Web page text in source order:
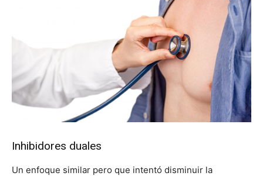
Inhibidores duales
Un enfoque similar pero que intentó disminuir la